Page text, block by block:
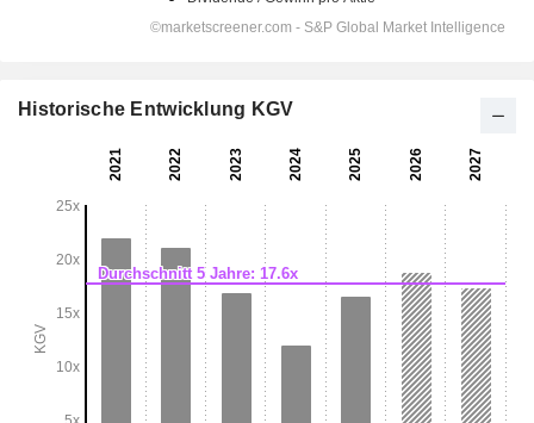
Historische Entwicklung KGV